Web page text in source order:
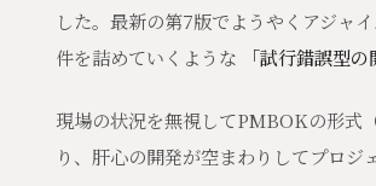
した。最新の第7版でようやくアジャ
件を詰めていくような
「試行錯誤型の
現場の状況を無視してPMBOKの形式
り、肝心の開発が空まわりしてプロジ